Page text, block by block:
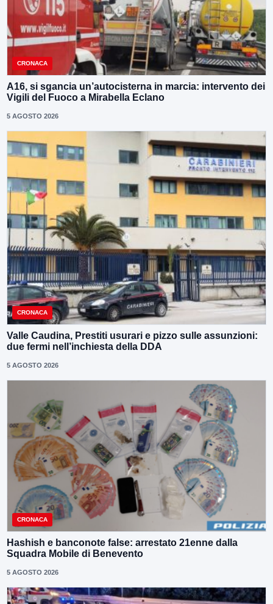
CRONACA
A16, si sgancia un’autocisterna in marcia: intervento dei
Vigili del Fuoco a Mirabella Eclano
5 AGOSTO 2026
CRONACA
Valle Caudina, Prestiti usurari e pizzo sulle assunzioni:
due fermi nell’inchiesta della DDA
5 AGOSTO 2026
CRONACA
Hashish e banconote false: arrestato 21enne dalla
Squadra Mobile di Benevento
5 AGOSTO 2026